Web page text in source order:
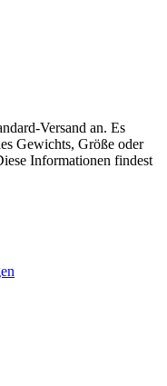
Versand an. Es
Gewichts, Größe oder
Informationen findest